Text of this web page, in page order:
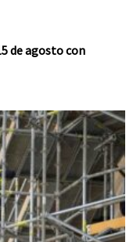
de agosto con